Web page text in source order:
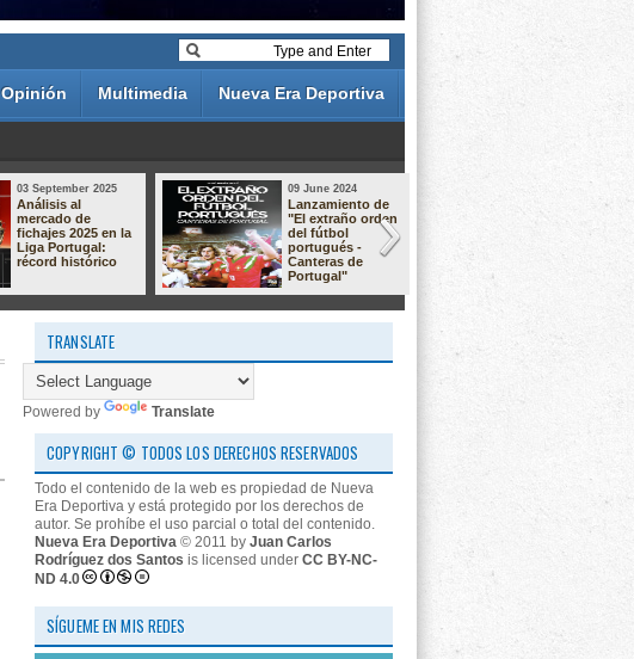
Opinión Multimedia Nueva Era Deportiva
03 September 2025
Análisis al
mercado de
fichajes 2025 en la
Liga Portugal:
récord histórico
09 June 2024
Lanzamiento de
"El extraño orden
del fútbol
portugués -
Canteras de
Portugal"
19 May 2024
Análisis de
Liga
23/24:
TRANSLATE
Powered by Translate
COPYRIGHT © TODOS LOS DERECHOS RESERVADOS
Todo el contenido de la web es propiedad de Nueva
Era Deportiva y está protegido por los derechos de
autor. Se prohíbe el uso parcial o total del contenido.
Nueva Era Deportiva © 2011 by Juan Carlos
Rodríguez dos Santos is licensed under CC BY-NC-
ND 4.0
SÍGUEME EN MIS REDES